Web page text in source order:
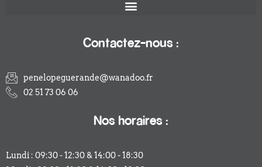
Contactez-nous :
penelopeguerande@wanadoo.fr
02 51 73 06 06
Nos horaires :
Lundi : 09:30 - 12:30 & 14:00 - 18:30